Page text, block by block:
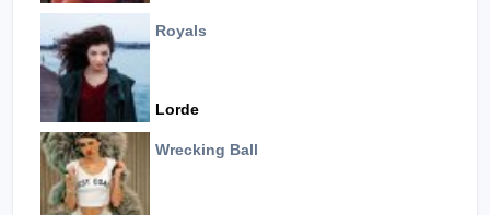
Royals
Lorde
Wrecking Ball